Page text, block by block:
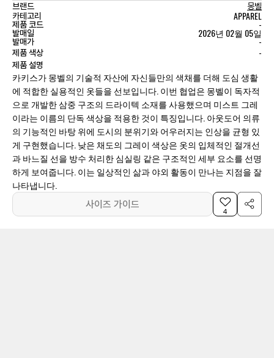
브랜드
몽벨
카테고리
APPAREL
제품 코드 -
발매일 2026년 02월 05일
발매가 -
제품 색상 -
제품 설명
카키스가 몽벨의 기술적 자산에 자신들만의 색채를 더해 도심 생활
에 적합한 실용적인 옷들을 선보입니다. 이번 협업은 몽벨이 독자적
으로 개발한 삼중 구조의 드라이텍 소재를 사용했으며 미스트 그레
이라는 이름의 단독 색상을 적용한 것이 특징입니다. 아웃도어 의류
의 기능적인 바탕 위에 도시의 분위기와 어우러지는 인상을 균형 있
게 구현했습니다. 낮은 채도의 그레이 색상은 옷의 입체적인 절개선
과 바느질 선을 방수 처리한 심실링 같은 구조적인 세부 요소를 선명
하게 보여줍니다. 이는 일상적인 삶과 야외 활동이 만나는 지점을 잘
나타냅니다.
사이즈 가이드
4